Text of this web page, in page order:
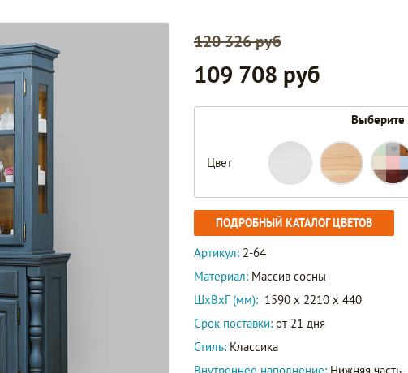
120 326 руб
109 708 руб
Выберите
Цвет
ПОДРОБНЫЙ КАТАЛОГ ЦВЕТОВ
Артикул: 2-64
Материал: Массив сосны
ШxВxГ (мм): 1590 x 2210 x 440
Срок поставки: от 21 дня
Стиль: Классика